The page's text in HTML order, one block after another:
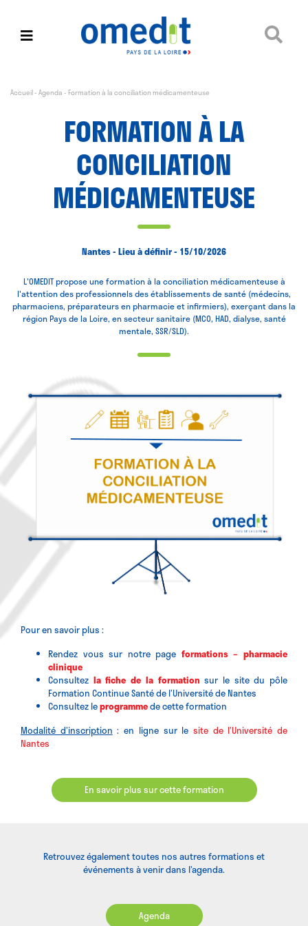
Accueil-Agenda- Formation à la conciliation médicamenteuse
FORMATION À LA
CONCILIATION
MÉDICAMENTEUSE
Nantes - Lieu à définir - 15/10/2026
L'OMEDIT propose une formation à la conciliation médicamenteuse à
l'attention des professionnels des établissements de santé (médecins,
pharmaciens, préparateurs en pharmacie et infirmiers), exerçant dans la
région Pays de la Loire, en secteur sanitaire (MCO, HAD, dialyse, santé
mentale, SSR/SLD).
Pour en savoir plus :
Rendez vous sur notre page formations – pharmacie
clinique
Consultez la fiche de la formation sur le site du pôle
Formation Continue Santé de l’Université de Nantes
Consultez leprogrammede cette formation
Modalité d’inscription : en ligne sur le site de l’Université de
Nantes
En savoir plus sur cette formation
Retrouvez également toutes nos autres formations et
événements à venir dans l’agenda.
Agenda